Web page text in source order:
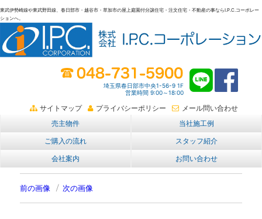
東武伊勢崎線や東武野田線、春日部市・越谷市・草加市の屋上庭園付分譲住宅・注文住宅・不動産の事ならI.P.C.コーポレー
ションへ。
春日部・越谷・草加の不動産。I.P.C.コーポレーション。屋上庭園も
埼玉県春日部市中央1-56-9 1F
営業時間 9:00～18:00
サイトマップ プライバシーポリシー
メール問い合わせ
売主物件
当社施工例
ご購入の流れ スタッフ紹介
会社案内 お問い合わせ
前の画像 次の画像